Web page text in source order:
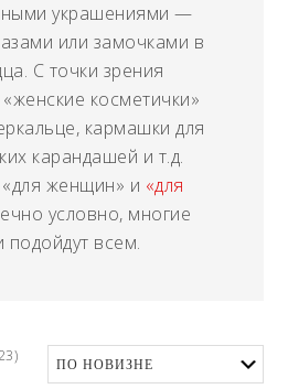
украшениями —
или замочками в
С точки зрения
косметички»
кармашки для
карандашей и т.д.
женщин» и «для
условно, многие
подойдут всем.